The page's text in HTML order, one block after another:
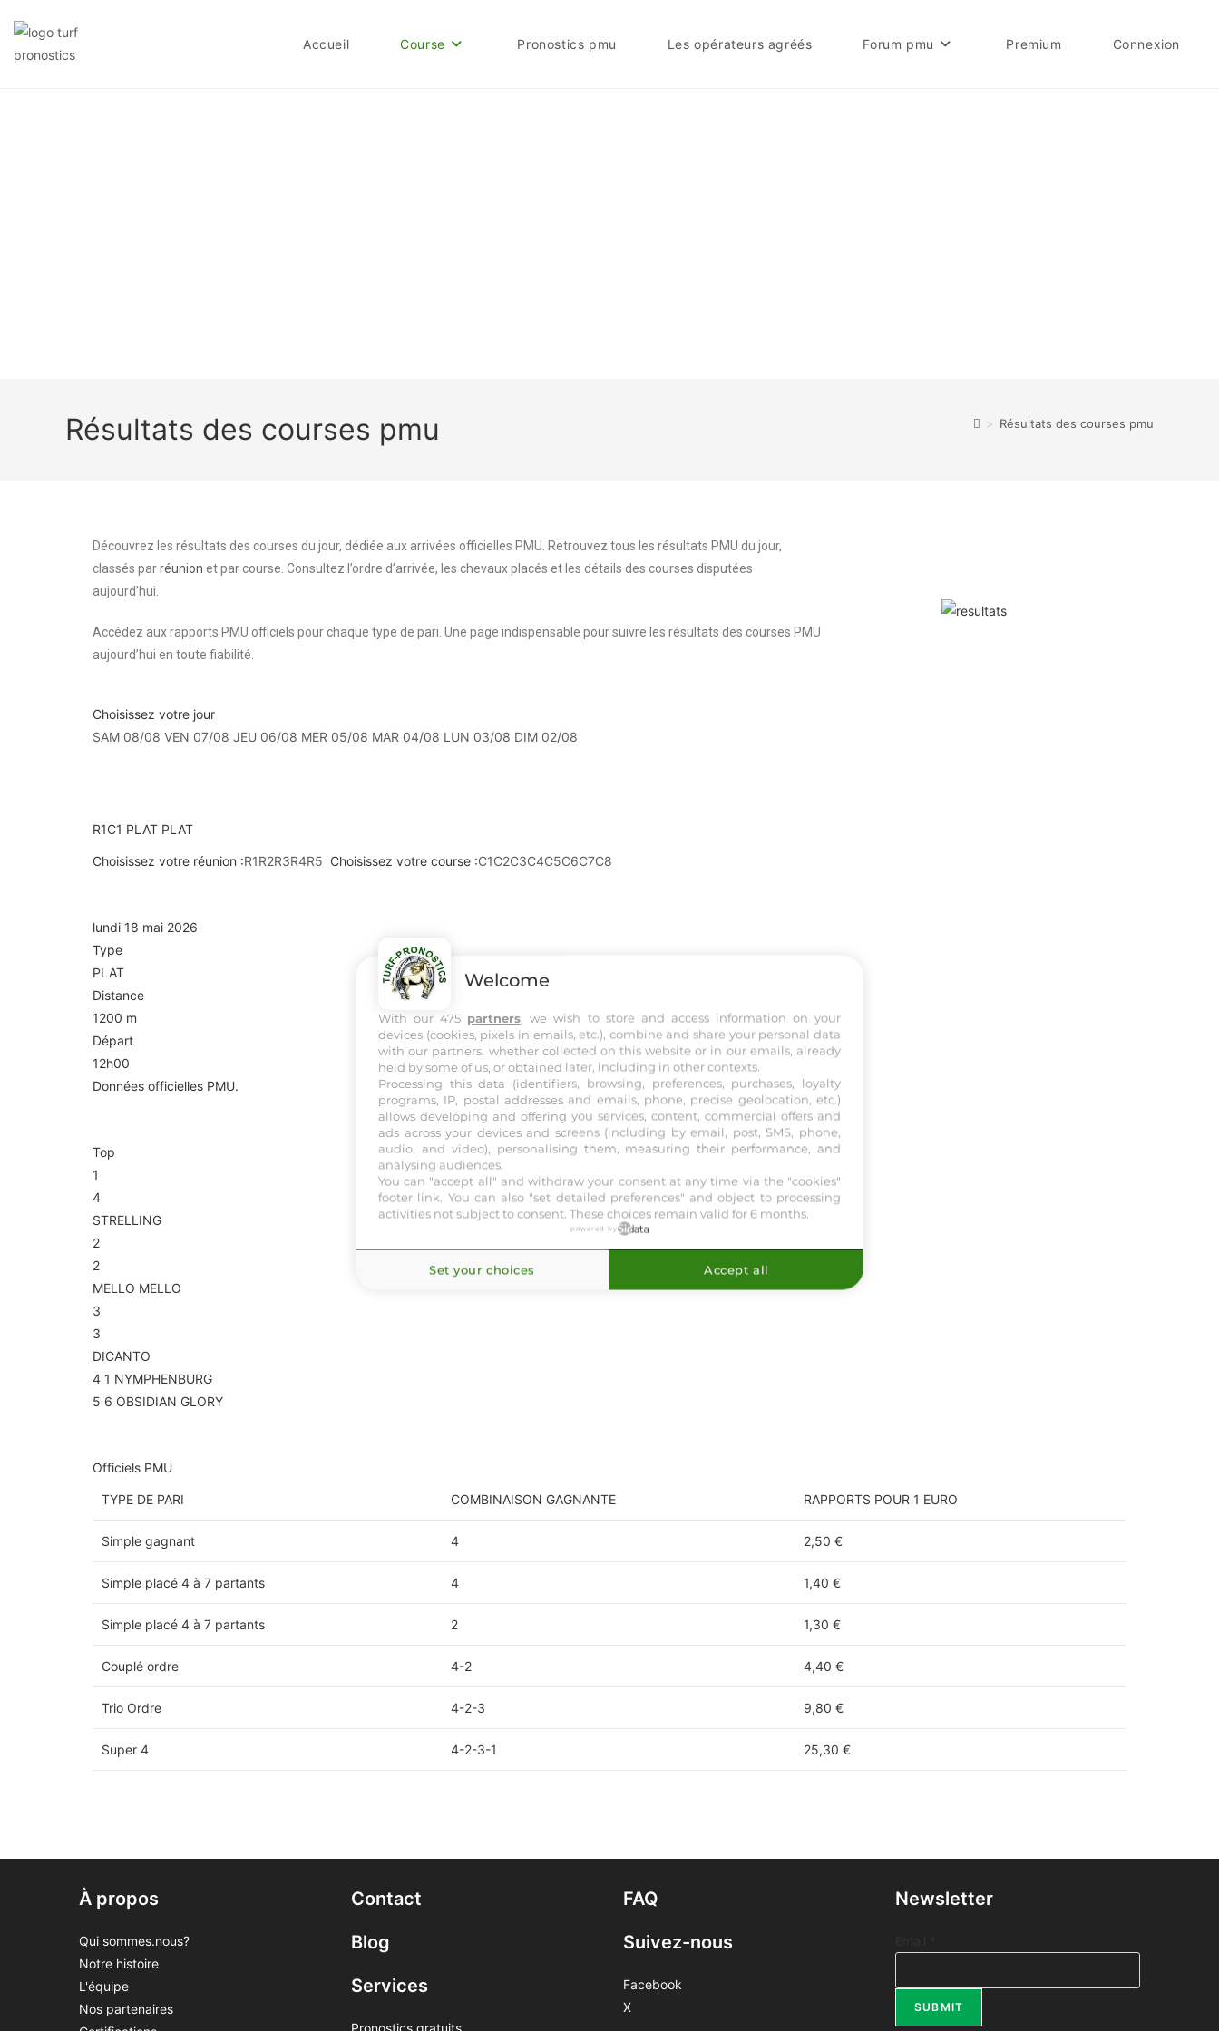
Accueil Course Pronostics pmu Les opérateurs agréés Forum pmu Premium Connexion
Résultats des courses pmu > Résultats des courses pmu
Découvrez les résultats des courses du jour, dédiée aux arrivées officielles PMU. Retrouvez tous les résultats PMU du jour,
classés parréunion et par course. Consultez l’ordre d’arrivée, les chevaux placés et les détails des courses disputées
aujourd’hui.
Accédez aux rapports PMU officiels pour chaque type de pari. Une page indispensable pour suivre les résultats des courses PMU
aujourd’hui en toute fiabilité.
Choisissez votre jour
SAM 08/08 VEN 07/08 JEU 06/08 MER 05/08 MAR 04/08 LUN 03/08 DIM 02/08
R1C1 PLAT PLAT
Choisissez votre réunion :R1R2R3R4R5 Choisissez votre course :C1C2C3C4C5C6C7C8
lundi 18 mai 2026
Type
PLAT
Distance
1200 m
Départ
12h00
Données officielles PMU.
Top
1
4
STRELLING
2
2
MELLO MELLO
3
3
DICANTO
4 1 NYMPHENBURG
5 6 OBSIDIAN GLORY
Officiels PMU
TYPE DE PARI COMBINAISON GAGNANTE RAPPORTS POUR 1 EURO
Simple gagnant 4 2,50 €
Simple placé 4 à 7 partants 4 1,40 €
Simple placé 4 à 7 partants 2 1,30 €
Couplé ordre 4-2 4,40 €
Trio Ordre 4-2-3 9,80 €
Super 4 4-2-3-1 25,30 €
À propos
Qui sommes.nous?
Notre histoire
L'équipe
Nos partenaires
Contact
Blog
Services
Pronostics gratuits
FAQ
Suivez-nous
Facebook
X
Newsletter
a
SUBMIT
Welcome
With our 475 partners, we wish to store and access information on your
devices (cookies, pixels in emails, etc.), combine and share your personal data
with our partners, whether collected on this website or in our emails, already
held by some of us, or obtained later, including in other contexts.
Processing this data (identifiers, browsing, preferences, purchases, loyalty
programs, IP, postal addresses and emails, phone, precise geolocation, etc.)
allows developing and offering you services, content, commercial offers and
ads across your devices and screens (including by email, post, SMS, phone,
audio, and video), personalising them, measuring their performance, and
analysing audiences.
You can "accept all" and withdraw your consent at any time via the "cookies"
footer link. You can also "set detailed preferences" and object to processing
activities not subject to consent. These choices remain valid for 6 months.
powered by
Set your choices Accept all